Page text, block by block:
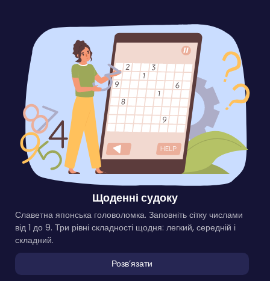
Щоденні судоку
Славетна японська головоломка. Заповніть сітку числами
від 1 до 9. Три рівні складності щодня: легкий, середній і
складний.
Розвʼязати